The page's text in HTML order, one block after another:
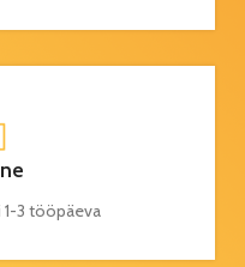
1-3 tööpäeva